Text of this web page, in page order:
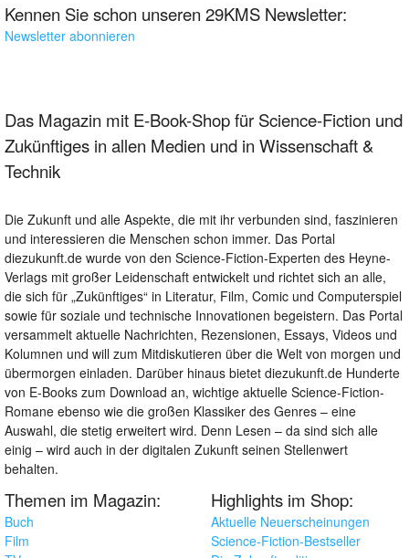
Kennen Sie schon unseren 29KMS Newsletter:
Newsletter abonnieren
Das Magazin mit E-Book-Shop für Science-Fiction und
Zukünftiges in allen Medien und in Wissenschaft &
Technik
Die Zukunft und alle Aspekte, die mit ihr verbunden sind, faszinieren
und interessieren die Menschen schon immer. Das Portal
diezukunft.de wurde von den Science-Fiction-Experten des Heyne-
Verlags mit großer Leidenschaft entwickelt und richtet sich an alle,
die sich für „Zukünftiges“ in Literatur, Film, Comic und Computerspiel
sowie für soziale und technische Innovationen begeistern. Das Portal
versammelt aktuelle Nachrichten, Rezensionen, Essays, Videos und
Kolumnen und will zum Mitdiskutieren über die Welt von morgen und
übermorgen einladen. Darüber hinaus bietet diezukunft.de Hunderte
von E-Books zum Download an, wichtige aktuelle Science-Fiction-
Romane ebenso wie die großen Klassiker des Genres – eine
Auswahl, die stetig erweitert wird. Denn Lesen – da sind sich alle
einig – wird auch in der digitalen Zukunft seinen Stellenwert
behalten.
Themen im Magazin:
Buch
Film
Highlights im Shop:
Aktuelle Neuerscheinungen
Science-Fiction-Bestseller